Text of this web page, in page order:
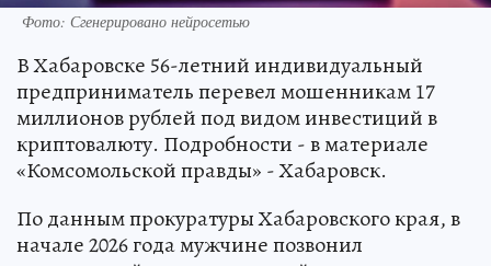
Фото: Сгенерировано нейросетью
В Хабаровске 56-летний индивидуальный
предприниматель перевел мошенникам 17
миллионов рублей под видом инвестиций в
криптовалюту. Подробности - в материале
«Комсомольской правды» - Хабаровск.
По данным прокуратуры Хабаровского края, в
начале 2026 года мужчине позвонил